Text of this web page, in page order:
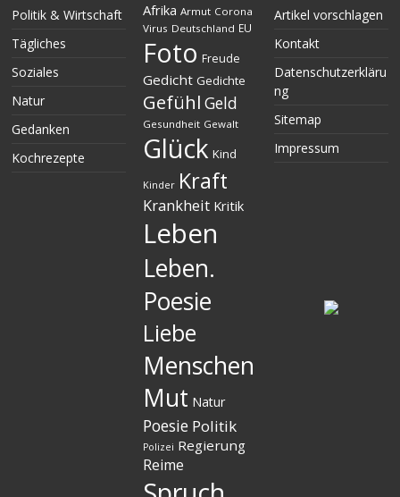
Politik & Wirtschaft
Tägliches
Soziales
Natur
Gedanken
Kochrezepte
Afrika Armut Corona
Virus Deutschland EU
Foto Freude
Gedicht Gedichte
Gefühl Geld
Gesundheit Gewalt
Glück Kind
Kinder Kraft
Krankheit Kritik
Leben
Leben.
Poesie
Liebe
Menschen
Mut Natur
Poesie Politik
Polizei Regierung
Reime
Artikel vorschlagen
Kontakt
Datenschutzerkläru
ng
Sitemap
Impressum